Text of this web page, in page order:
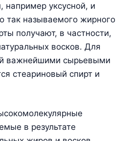
например уксусной, и
так называемого жирного
получают, в частности,
восков. Для
важнейшими сырьевыми
стеариновый спирт и
в результате